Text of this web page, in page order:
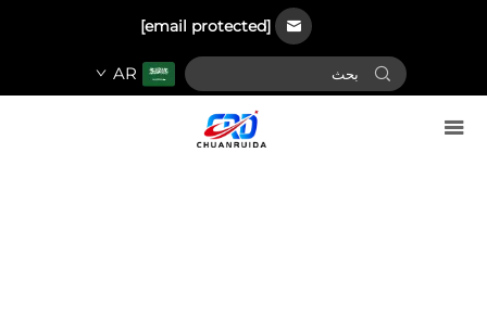
[email protected]
AR